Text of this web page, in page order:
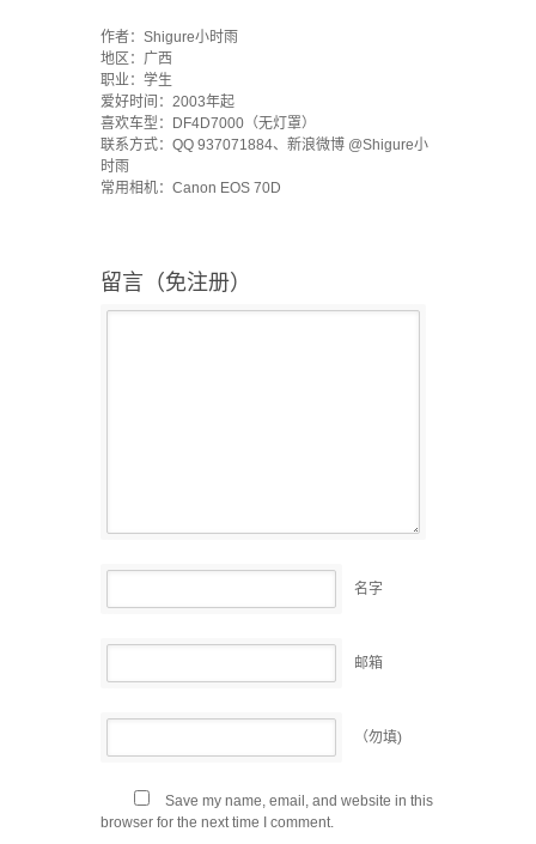
作者：Shigure小时雨
地区：广西
职业：学生
爱好时间：2003年起
喜欢车型：DF4D7000（无灯罩）
联系方式：QQ 937071884、新浪微博 @Shigure小
时雨
常用相机：Canon EOS 70D
留言（免注册）
名字
邮箱
（勿填)
Save my name, email, and website in this
browser for the next time I comment.